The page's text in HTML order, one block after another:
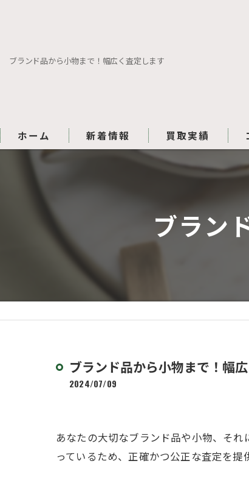
ブランド品から小物まで！幅広く査定します
ホーム 新着情報 買取実績
ブラン
ブランド品から小物まで！幅
2024/07/09
あなたの大切なブランド品や小物、そ
っているため、正確かつ公正な査定を提